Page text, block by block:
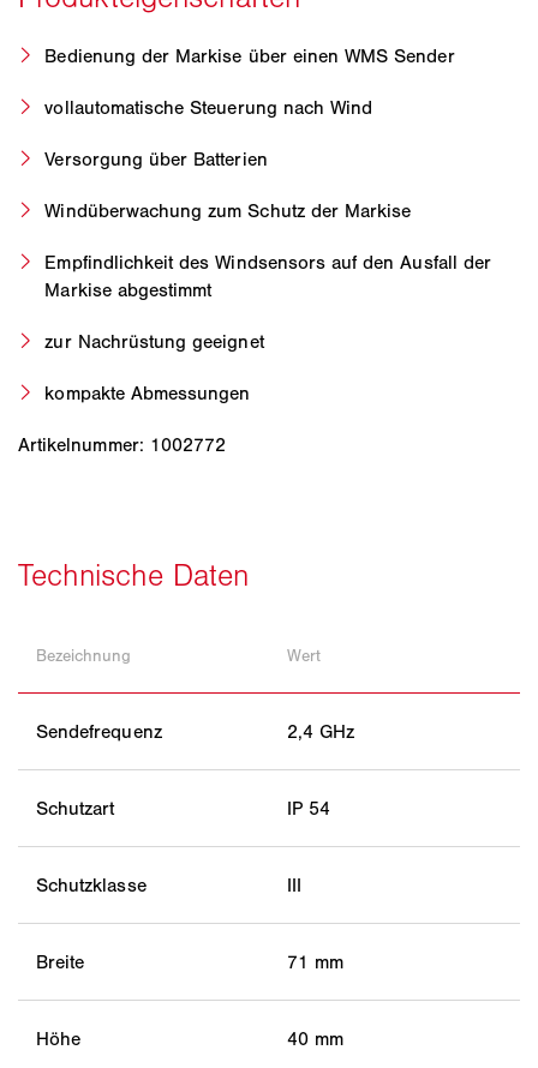
Bedienung der Markise über einen WMS Sender
vollautomatische Steuerung nach Wind
Versorgung über Batterien
Windüberwachung zum Schutz der Markise
Empfindlichkeit des Windsensors auf den Ausfall der
Markise abgestimmt
zur Nachrüstung geeignet
kompakte Abmessungen
Artikelnummer: 1002772
Bezeichnung Wert
Sendefrequenz 2,4 GHz
Schutzart IP 54
Schutzklasse III
Breite 71 mm
Höhe 40 mm